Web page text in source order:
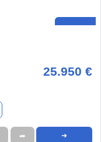
25.950 €
➦ ➜